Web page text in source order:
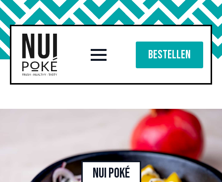
Bestellen
Nui Poké